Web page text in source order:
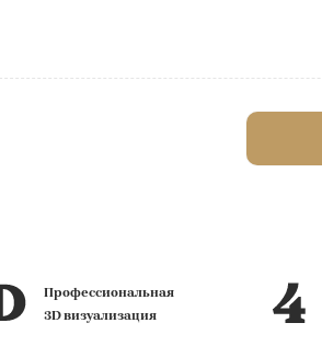
Профессиональная
3D визуализация